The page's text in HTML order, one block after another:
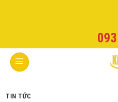
TIN TỨC